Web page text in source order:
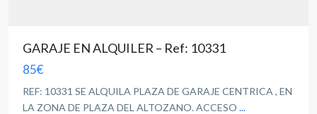
GARAJE EN ALQUILER – Ref: 10331
85€
REF: 10331 SE ALQUILA PLAZA DE GARAJE CENTRICA , EN
LA ZONA DE PLAZA DEL ALTOZANO. ACCESO ...